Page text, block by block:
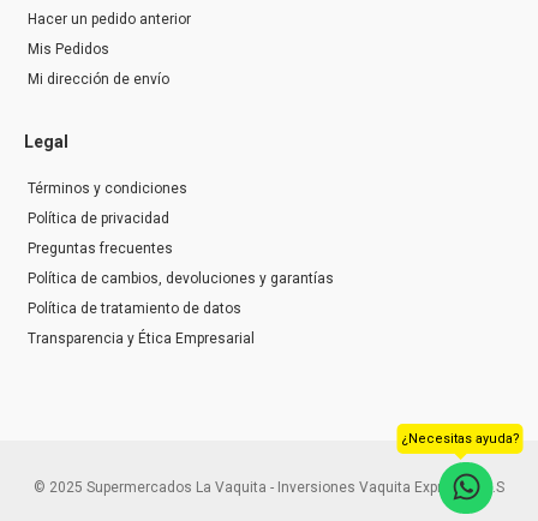
Hacer un pedido anterior
Mis Pedidos
Mi dirección de envío
Legal
Términos y condiciones
Política de privacidad
Preguntas frecuentes
Política de cambios, devoluciones y garantías
Política de tratamiento de datos
Transparencia y Ética Empresarial
© 2025 Supermercados La Vaquita - Inversiones Vaquita Express S.A.S
¿Necesitas ayuda?